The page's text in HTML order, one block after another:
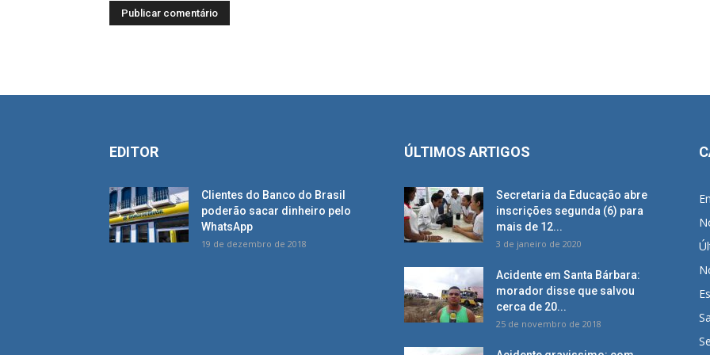
EDITOR
Clientes do Banco do Brasil
poderão sacar dinheiro pelo
WhatsApp
19 de dezembro de 2018
ÚLTIMOS ARTIGOS
Secretaria da Educação abre
inscrições segunda (6) para
mais de 12...
3 de janeiro de 2020
Acidente em Santa Bárbara:
morador disse que salvou
cerca de 20...
25 de novembro de 2018